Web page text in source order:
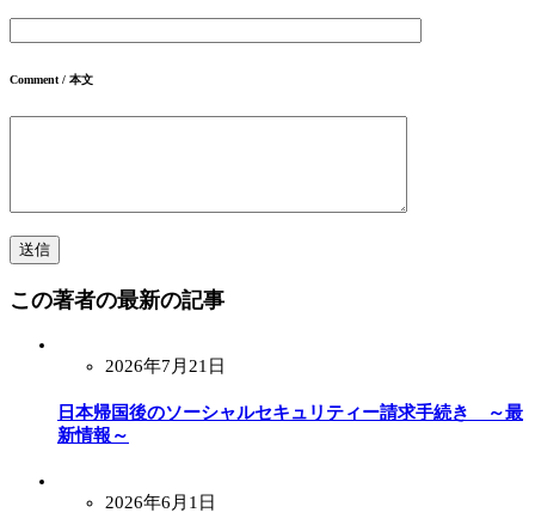
Comment / 本文
この著者の最新の記事
2026年7月21日
日本帰国後のソーシャルセキュリティー請求手続き ～最
新情報～
2026年6月1日